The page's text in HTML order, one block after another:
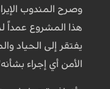
وصرح المندوب
هذا المشروع عمداً
يفتقر إلى الحياد
الأمن أي إجراء